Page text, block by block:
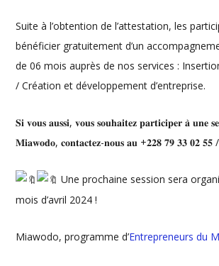
Suite à l’obtention de l’attestation, les
bénéficier gratuitement d’un
de 06 mois auprès de nos services :
/ Création et développement d’entreprise.
𝐒𝐢 𝐯𝐨𝐮𝐬 𝐚𝐮𝐬𝐬𝐢, 𝐯𝐨𝐮𝐬 𝐬𝐨𝐮𝐡𝐚𝐢𝐭𝐞𝐳 𝐩𝐚𝐫𝐭𝐢𝐜𝐢𝐩𝐞𝐫 𝐚̀ 𝐮𝐧𝐞
𝐌𝐢𝐚𝐰𝐨𝐝𝐨, 𝐜𝐨𝐧𝐭𝐚𝐜𝐭𝐞𝐳-𝐧𝐨𝐮𝐬 𝐚𝐮 +𝟐𝟐𝟖 𝟕𝟗 𝟑𝟑 𝟎𝟐 𝟓𝟓
Une prochaine session sera
mois d’avril 2024 !
Miawodo, programme d’Entrepreneurs du